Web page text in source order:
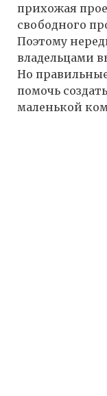
прихожая
свободного
Поэтому
владельцами
Но
помочь
маленькой